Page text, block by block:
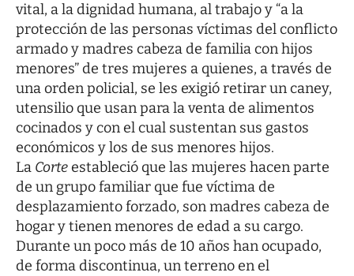
vital, a la dignidad humana, al trabajo y “a la
protección de las personas víctimas del conflicto
armado y madres cabeza de familia con hijos
menores” de tres mujeres a quienes, a través de
una orden policial, se les exigió retirar un caney,
utensilio que usan para la venta de alimentos
cocinados y con el cual sustentan sus gastos
económicos y los de sus menores hijos.
La Corteestableció que las mujeres hacen parte
de un grupo familiar que fue víctima de
desplazamiento forzado, son madres cabeza de
hogar y tienen menores de edad a su cargo.
Durante un poco más de 10 años han ocupado,
de forma discontinua, un terreno en el